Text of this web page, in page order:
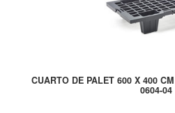
CUARTO DE PALET 600 X 400
0604-04